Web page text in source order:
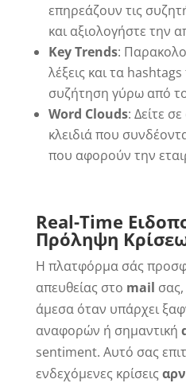
επηρεάζουν τις
και αξιολογήστε την
Key Trends:
λέξεις και τα
συζήτηση γύρω από
Word Clouds: Δείτε σε
κλειδιά που
που αφορούν την
Real-Time
Πρόληψη
Η πλατφόρμα σάς
απευθείας στο mail
άμεσα όταν υπάρχει
αναφορών ή σημαντική
sentiment. Αυτό σας
ενδεχόμενες κρίσεις